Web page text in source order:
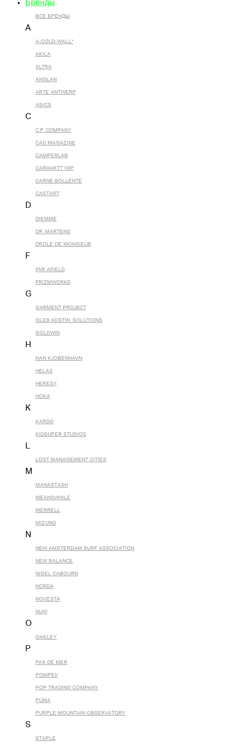
Бренды
ВСЕ БРЕНДЫ
A
A-COLD-WALL*
AKILA
ALTRA
ANGLAN
ARTE ANTWERP
ASICS
C
C.P. COMPANY
CAD MAGAZINE
CAMPERLAB
CARHARTT WIP
CARNE BOLLENTE
CASTART
D
DIEMME
DR. MARTENS
DROLE DE MONSIEUR
F
FAR AFIELD
FRIZMWORKS
G
GARMENT PROJECT
GLEB KOSTIN .SOLUTIONS
GOLDWIN
H
HAN KJOBENHAVN
HELAS
HERESY
HOKA
K
KARDO
KIDSUPER STUDIOS
L
LOST MANAGEMENT CITIES
M
MANASTASH
MEANSWHILE
MERRELL
MIZUNO
N
NEW AMSTERDAM SURF ASSOCIATION
NEW BALANCE
NIGEL CABOURN
NORDA
NOVESTA
NUW
O
OAKLEY
P
PAS DE MER
POMPEII
POP TRADING COMPANY
PUMA
PURPLE MOUNTAIN OBSERVATORY
S
STAPLE